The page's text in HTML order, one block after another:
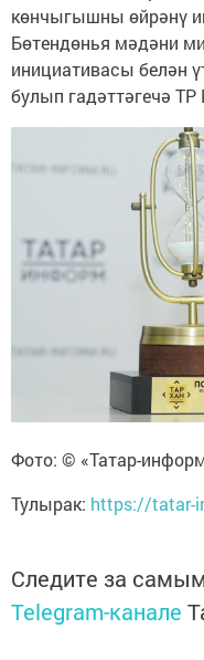
көнчыгышны өйрәнү
Бөтендөнья мәдәни
инициативасы белән
булып гадәттәгечә
Фото: © «Татар-
Тулырак: https://tatar-
Следите за
Telegram-канале